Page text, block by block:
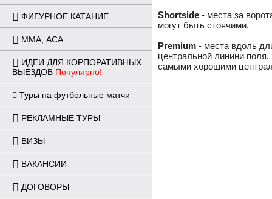
Shortside - места за
могут быть стоячими.
Premium - места вдоль
центральной линини
самыми хорошими
ФИГУРНОЕ КАТАНИЕ
ММА, ACA
ИДЕИ ДЛЯ КОРПОРАТИВНЫХ
ВЫЕЗДОВ Популярно!
Туры на футбольные матчи
РЕКЛАМНЫЕ ТУРЫ
ВИЗЫ
ВАКАНСИИ
ДОГОВОРЫ